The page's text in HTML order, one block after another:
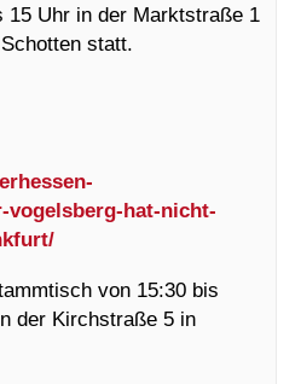
15 Uhr in der Marktstraße 1
statt.
vogelsberg-hat-nicht-
von 15:30 bis
der Kirchstraße 5 in